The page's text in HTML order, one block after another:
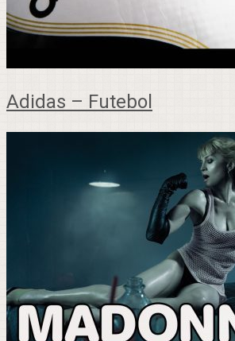
Adidas – Futebol